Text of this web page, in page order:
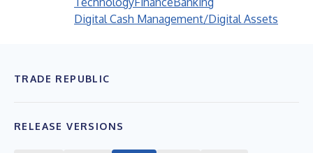
Digital Cash Management/Digital Assets
TRADE REPUBLIC
RELEASE VERSIONS